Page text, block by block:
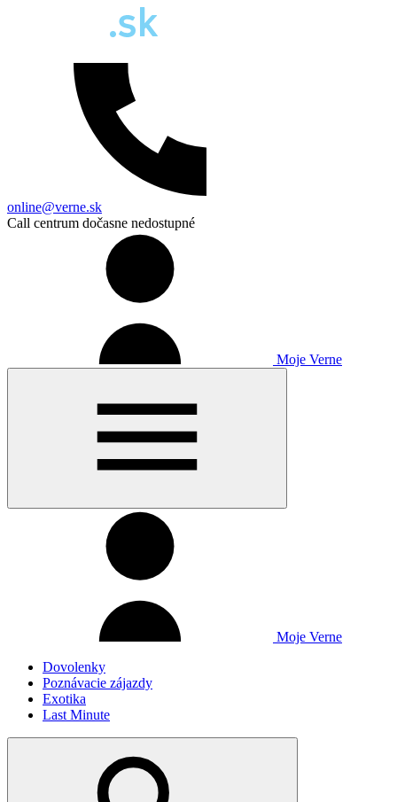
online@verne.sk
Call centrum dočasne nedostupné
Moje Verne
Moje Verne
Dovolenky
Poznávacie zájazdy
Exotika
Last Minute